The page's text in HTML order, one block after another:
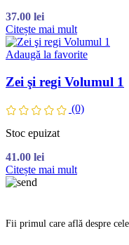
37.00 lei
Citește mai mult
Adaugă la favorite
Zei şi regi Volumul 1
(0)
Stoc epuizat
41.00 lei
Citește mai mult
Fii primul care află despre